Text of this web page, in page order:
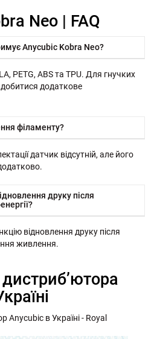
Neo | FAQ
Anycubic Kobra Neo?
PETG, ABS та TPU. Для гнучких
додаткове
філаменту?
датчик відсутній, але його
друку після
відновлення друку після
живлення.
Anycubic в Україні - Royal